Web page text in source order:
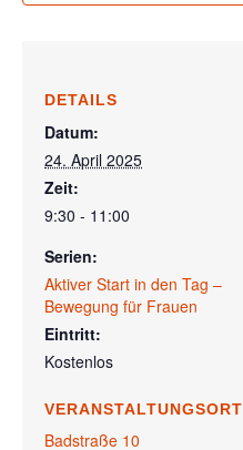
DETAILS
Datum:
24. April 2025
Zeit:
9:30 - 11:00
Serien:
Aktiver Start in den Tag –
Bewegung für Frauen
Eintritt:
Kostenlos
VERANSTALTUNGSORT
Badstraße 10